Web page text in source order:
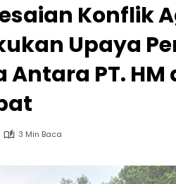
Konflik
Upaya
PT. HM
3 Min Baca